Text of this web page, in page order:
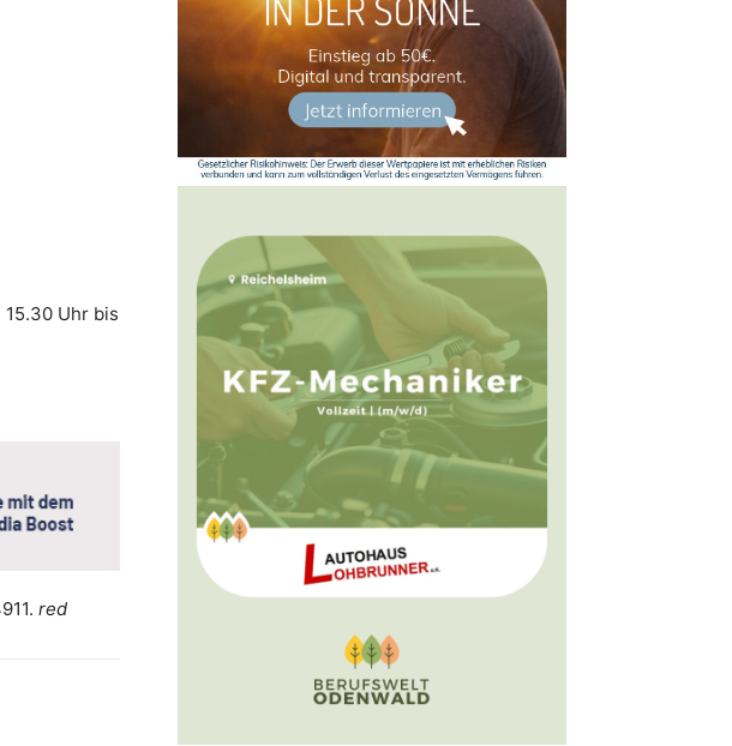
Uhr bis
red